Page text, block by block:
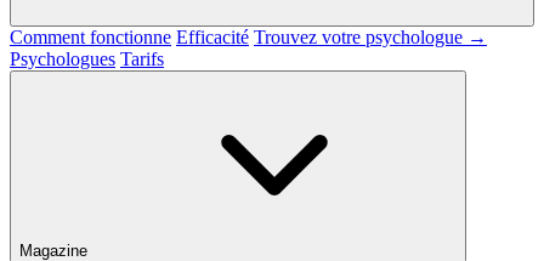
Comment fonctionne Efficacité Trouvez votre psychologue →
Psychologues Tarifs
Magazine